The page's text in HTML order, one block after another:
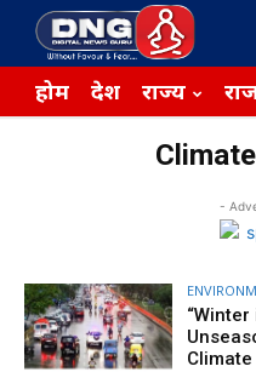
होम देश राज्य
-